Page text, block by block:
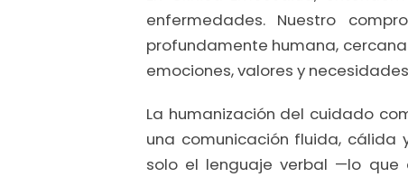
enfermedades. Nuestro
profundamente humana,
emociones, valores y
La humanización del cuidado
una comunicación fluida, cálida
solo el lenguaje verbal —lo que